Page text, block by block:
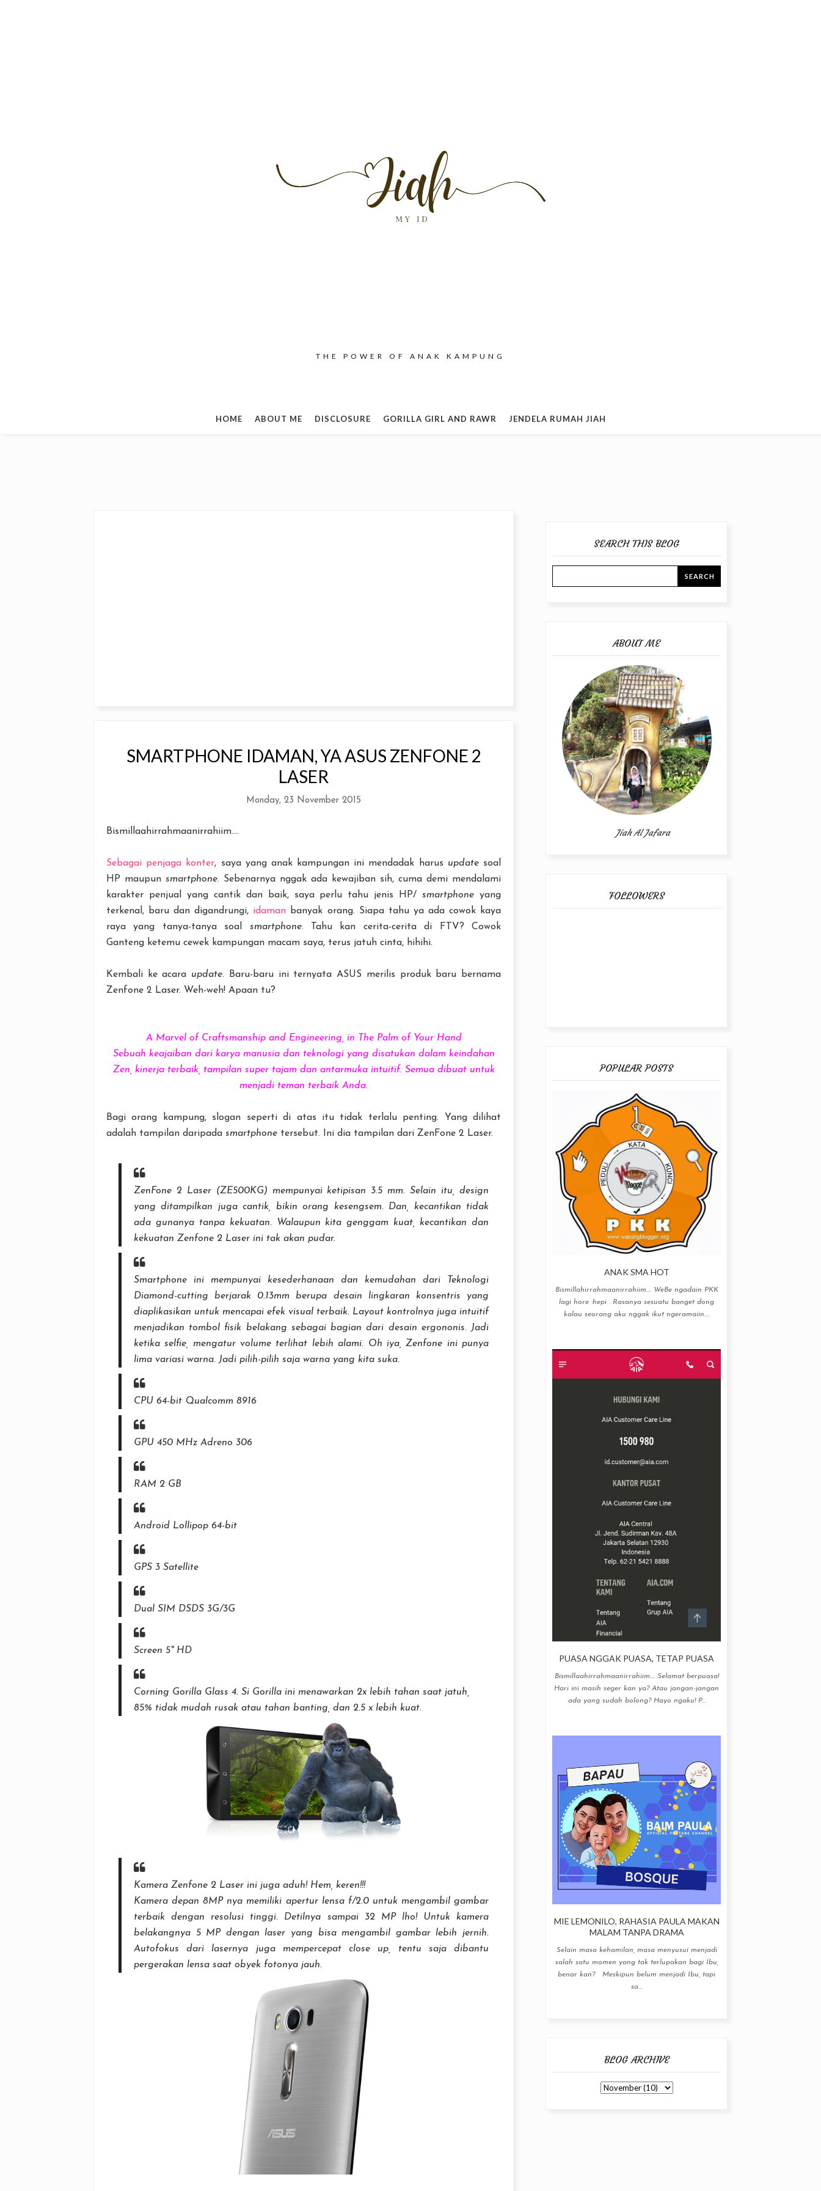
THE POWER OF ANAK KAMPUNG
HOME ABOUT ME DISCLOSURE GORILLA GIRL AND RAWR JENDELA RUMAH JIAH
SMARTPHONE IDAMAN, YA ASUS ZENFONE 2
LASER
Monday, 23 November 2015
Bismillaahirrahmaanirrahiim....
Sebagai penjaga konter, saya yang anak kampungan ini mendadak harus updatesoal
HP maupun smartphone. Sebenarnya nggak ada kewajiban sih, cuma demi mendalami
karakter penjual yang cantik dan baik, saya perlu tahu jenis HP/smartphone yang
terkenal, baru dan digandrungi, idaman banyak orang. Siapa tahu ya ada cowok kaya
raya yang tanya-tanya soal smartphone. Tahu kan cerita-cerita di FTV? Cowok
Ganteng ketemu cewek kampungan macam saya, terus jatuh cinta, hihihi.
Kembali ke acara update. Baru-baru ini ternyata ASUS merilis produk baru bernama
Zenfone 2 Laser. Weh-weh! Apaan tu?
A Marvel of Craftsmanship and Engineering, in The Palm of Your Hand
Sebuah keajaiban dari karya manusia dan teknologi yang disatukan dalam keindahan
Zen, kinerja terbaik, tampilan super tajam dan antarmuka intuitif. Semua dibuat untuk
menjadi teman terbaik Anda.
Bagi orang kampung, slogan seperti di atas itu tidak terlalu penting. Yang dilihat
adalah tampilan daripada smartphone tersebut. Ini dia tampilan dari ZenFone 2 Laser.
ZenFone 2 Laser (ZE500KG) mempunyai ketipisan 3.5 mm. Selain itu, design
yang ditampilkan juga cantik, bikin orang kesengsem. Dan, kecantikan tidak
ada gunanya tanpa kekuatan. Walaupun kita genggam kuat, kecantikan dan
kekuatan Zenfone 2 Laser ini tak akan pudar.
Smartphone ini mempunyai kesederhanaan dan kemudahan dari Teknologi
Diamond-cutting berjarak 0.13mm berupa desain lingkaran konsentris yang
diaplikasikan untuk mencapai efek visual terbaik. Layout kontrolnya juga intuitif
menjadikan tombol fisik belakang sebagai bagian dari desain ergononis. Jadi
ketika selfie, mengatur volume terlihat lebih alami. Oh iya, Zenfone ini punya
lima variasi warna. Jadi pilih-pilih saja warna yang kita suka.
CPU 64-bit Qualcomm 8916
GPU 450 MHz Adreno 306
RAM 2 GB
Android Lollipop 64-bit
GPS 3 Satellite
Dual SIM DSDS 3G/3G
Screen 5" HD
Corning Gorilla Glass 4. Si Gorilla ini menawarkan 2x lebih tahan saat jatuh,
85% tidak mudah rusak atau tahan banting, dan 2.5 x lebih kuat.
Kamera Zenfone 2 Laser ini juga aduh! Hem, keren!!!
Kamera depan 8MP nya memiliki apertur lensa f/2.0 untuk mengambil gambar
terbaik dengan resolusi tinggi. Detilnya sampai 32 MP lho! Untuk kamera
belakangnya 5 MP dengan laser yang bisa mengambil gambar lebih jernih.
Autofokus dari lasernya juga mempercepat close up, tentu saja dibantu
pergerakan lensa saat obyek fotonya jauh.
SEARCH THIS BLOG
ABOUT ME
Jiah Al Jafara
FOLLOWERS
POPULAR POSTS
ANAK SMA HOT
Bismillahirrahmaanirrahiim…. WeBe ngadain PKK
lagi hore :hepi . Rasanya sesuatu banget dong
kalau seorang aku nggak ikut ngeramaiin....
PUASA NGGAK PUASA, TETAP PUASA
Bismillaahirrahmaanirrahiim.... Selamat berpuasa!
Hari ini masih seger kan ya? Atau jangan-jangan
ada yang sudah bolong? Hayo ngaku! P...
MIE LEMONILO, RAHASIA PAULA MAKAN
MALAM TANPA DRAMA
Selain masa kehamilan, masa menyusui menjadi
salah satu momen yang tak terlupakan bagi Ibu,
benar kan? Meskipun belum menjadi Ibu, tapi
sa...
BLOG ARCHIVE